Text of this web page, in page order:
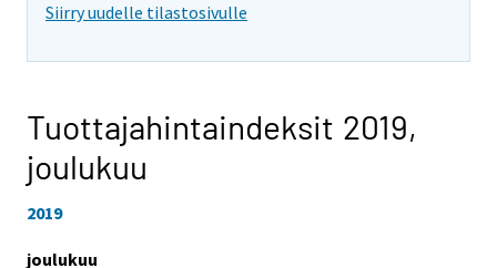
Siirry uudelle tilastosivulle
Tuottajahintaindeksit 2019,
joulukuu
2019
joulukuu